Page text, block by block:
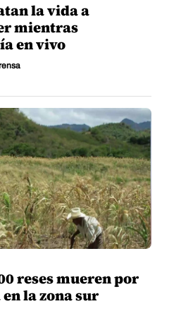
la vida a
mientras
en vivo
reses mueren por
la zona sur